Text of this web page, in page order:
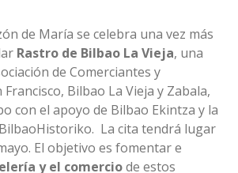
de María se celebra una vez más
Rastro de Bilbao La Vieja, una
de Comerciantes y
Francisco, Bilbao La Vieja y Zabala,
con el apoyo de Bilbao Ekintza y la
La cita tendrá lugar
El objetivo es fomentar e
y el comerciode estos